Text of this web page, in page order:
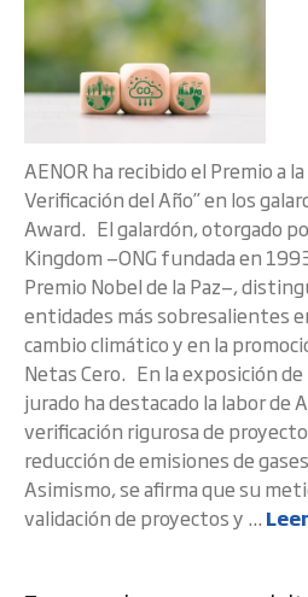
AENOR ha recibido el Premio a
Verificación del Año” en los
Award. El galardón, otorgado
Kingdom —ONG fundada en
Premio Nobel de la Paz—,
entidades más sobresalientes
cambio climático y en la
Netas Cero. En la exposición
jurado ha destacado la labor de
verificación rigurosa de
reducción de emisiones de
Asimismo, se afirma que su
validación de proyectos y ...